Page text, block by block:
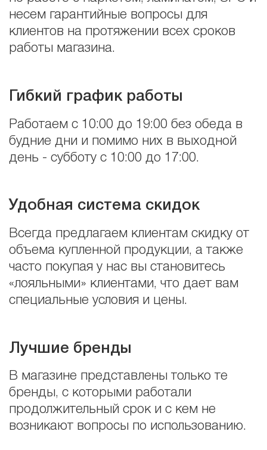
несем гарантийные вопросы для
клиентов на протяжении всех сроков
работы магазина.
Гибкий график работы
Работаем с 10:00 до 19:00 без обеда в
будние дни и помимо них в выходной
день - субботу с 10:00 до 17:00.
Удобная система скидок
Всегда предлагаем клиентам скидку от
объема купленной продукции, а также
часто покупая у нас вы становитесь
«лояльными» клиентами, что дает вам
специальные условия и цены.
Лучшие бренды
В магазине представлены только те
бренды, с которыми работали
продолжительный срок и с кем не
возникают вопросы по использованию.